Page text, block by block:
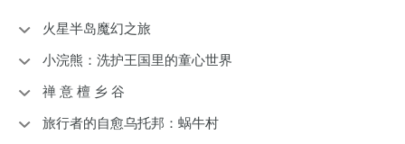
火星半岛魔幻之旅
小浣熊：洗护王国里的童心世界
禅 意 檀 乡 谷
旅行者的自愈乌托邦：蜗牛村